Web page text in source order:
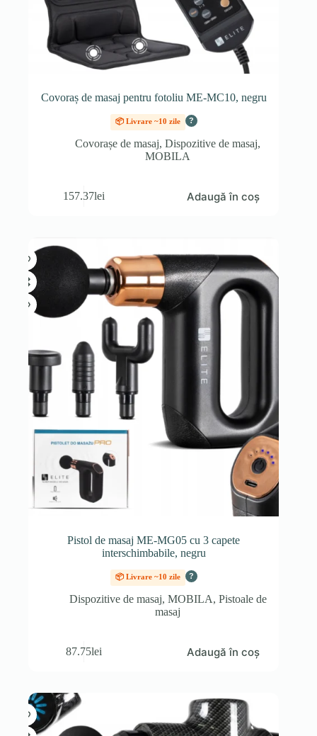
Covoraș de masaj pentru fotoliu ME-MC10, negru
📦 Livrare ~10 zile ?
Covorașe de masaj,Dispozitive de masaj,
MOBILA
157.37lei Adaugă în coș
Pistol de masaj ME-MG05 cu 3 capete
interschimbabile, negru
📦 Livrare ~10 zile ?
Dispozitive de masaj, MOBILA, Pistoale de
masaj
87.75lei Adaugă în coș